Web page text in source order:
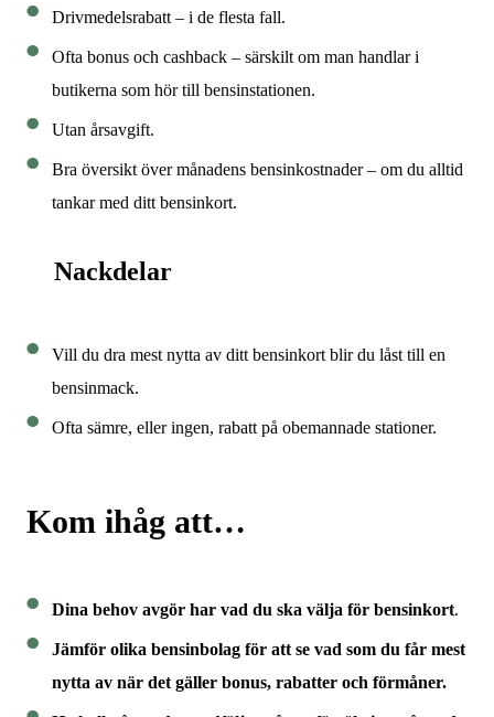
Drivmedelsrabatt – i de flesta fall.
Ofta bonus och cashback – särskilt om man handlar i
butikerna som hör till bensinstationen.
Utan årsavgift.
Bra översikt över månadens bensinkostnader – om du alltid
tankar med ditt bensinkort.
Nackdelar
Vill du dra mest nytta av ditt bensinkort blir du låst till en
bensinmack.
Ofta sämre, eller ingen, rabatt på obemannade stationer.
Kom ihåg att…
Dina behov avgör har vad du ska välja för bensinkort.
Jämför olika bensinbolag för att se vad som du får mest
nytta av när det gäller bonus, rabatter och förmåner.